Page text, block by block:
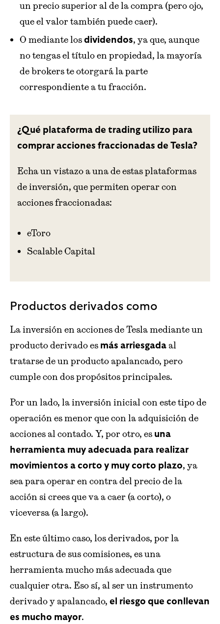
un precio superior al de la compra (pero ojo,
que el valor también puede caer).
O mediante los dividendos, ya que, aunque
no tengas el título en propiedad, la mayoría
de brokers te otorgará la parte
correspondiente a tu fracción.
¿Qué plataforma de trading utilizo para
comprar acciones fraccionadas de Tesla?
Echa un vistazo a una de estas plataformas
de inversión, que permiten operar con
acciones fraccionadas:
eToro
Scalable Capital
Productos derivados como
La inversión en acciones de Tesla mediante un
producto derivado es más arriesgada al
tratarse de un producto apalancado, pero
cumple con dos propósitos principales.
Por un lado, la inversión inicial con este tipo de
operación es menor que con la adquisición de
acciones al contado. Y, por otro, es una
herramienta muy adecuada para realizar
movimientos a corto y muy corto plazo, ya
sea para operar en contra del precio de la
acción si crees que va a caer (a corto), o
viceversa (a largo).
En este último caso, los derivados, por la
estructura de sus comisiones, es una
herramienta mucho más adecuada que
cualquier otra. Eso sí, al ser un instrumento
derivado y apalancado, el riesgo que conllevan
es mucho mayor.